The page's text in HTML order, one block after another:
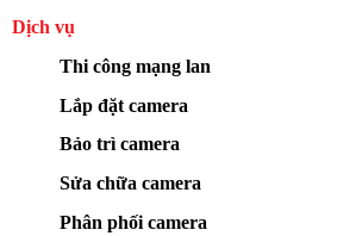
Dịch vụ
Thi công mạng lan
Lắp đặt camera
Bảo trì camera
Sửa chữa camera
Phân phối camera